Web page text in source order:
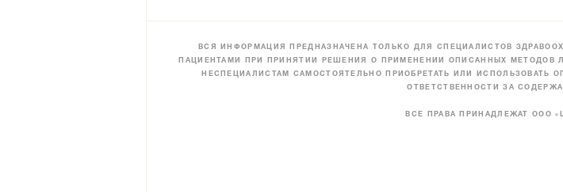
ВСЯ ИНФОРМАЦИЯ ПРЕДНАЗНАЧЕНА ТОЛЬКО ДЛЯ СПЕЦИАЛИСТОВ
ПАЦИЕНТАМИ ПРИ ПРИНЯТИИ РЕШЕНИЯ О ПРИМЕНЕНИИ ОПИСАННЫХ
НЕСПЕЦИАЛИСТАМ САМОСТОЯТЕЛЬНО ПРИОБРЕТАТЬ ИЛИ ИСПОЛЬЗОВАТЬ
ОТВЕТСТВЕННОСТИ ЗА
ВСЕ ПРАВА ПРИНАДЛЕЖАТ ООО